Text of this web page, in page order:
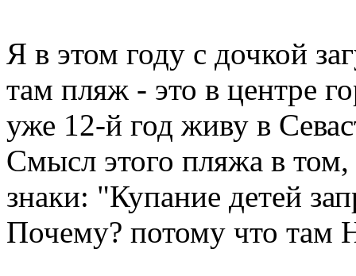
Я в этом году с дочкой
там пляж - это в центре
уже 12-й год живу в
Смысл этого пляжа в
знаки: "Купание детей
Почему? потому что там